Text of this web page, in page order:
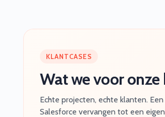
KLANTCASES
Wat we voor
Echte projecten, echte klanten.
Salesforce vervangen tot een